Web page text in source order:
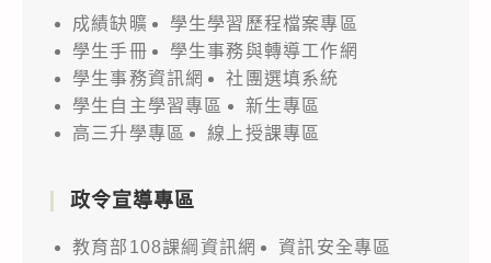
成績缺曠
學生學習歷程檔案專區
學生手冊
學生事務與轉導工作網
學生事務資訊網
社團選填系統
學生自主學習專區
新生專區
高三升學專區
線上授課專區
政令宣導專區
教育部108課綱資訊網
資訊安全專區